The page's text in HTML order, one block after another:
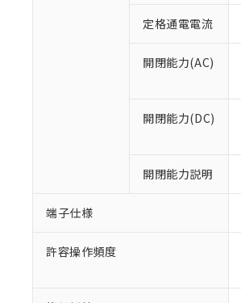
定格通電電流
開閉能力(AC)
開閉能力(DC)
開閉能力説明
端子仕様
許容操作頻度